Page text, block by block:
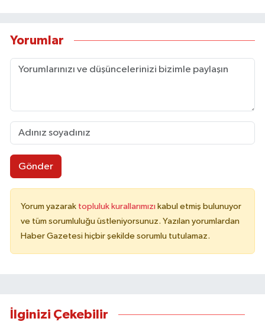
Yorumlar
Gönder
Yorum yazarak topluluk kurallarımızı kabul etmiş bulunuyor
ve tüm sorumluluğu üstleniyorsunuz. Yazılan yorumlardan
Haber Gazetesi hiçbir şekilde sorumlu tutulamaz.
İlginizi Çekebilir